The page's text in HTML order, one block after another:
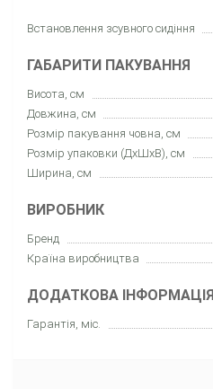
Встановлення зсувного сидіння
ГАБАРИТИ ПАКУВАННЯ
Висота, см
Довжина, см
Розмір пакування човна, см
Розмір упаковки (ДхШхВ), см
Ширина, см
ВИРОБНИК
Бренд
Країна виробництва
ДОДАТКОВА ІНФОРМАЦІЯ
Гарантія, міс.